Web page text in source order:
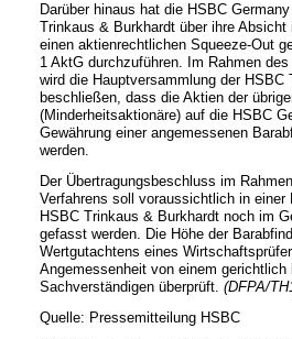
Darüber hinaus hat die HSBC
Trinkaus & Burkhardt über ihre
einen aktienrechtlichen Squeeze-Out
1 AktG durchzuführen. Im Rahmen
wird die Hauptversammlung der HSBC
beschließen, dass die Aktien der
(Minderheitsaktionäre) auf die HSBC
Gewährung einer angemessenen
werden.
Der Übertragungsbeschluss im
Verfahrens soll voraussichtlich in einer
HSBC Trinkaus & Burkhardt noch im
gefasst werden. Die Höhe der
Wertgutachtens eines
Angemessenheit von einem gerichtlich
Sachverständigen überprüft. (DFPA/
Quelle: Pressemitteilung HSBC